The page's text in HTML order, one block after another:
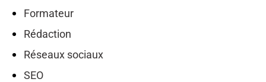
Formateur
Rédaction
Réseaux sociaux
SEO